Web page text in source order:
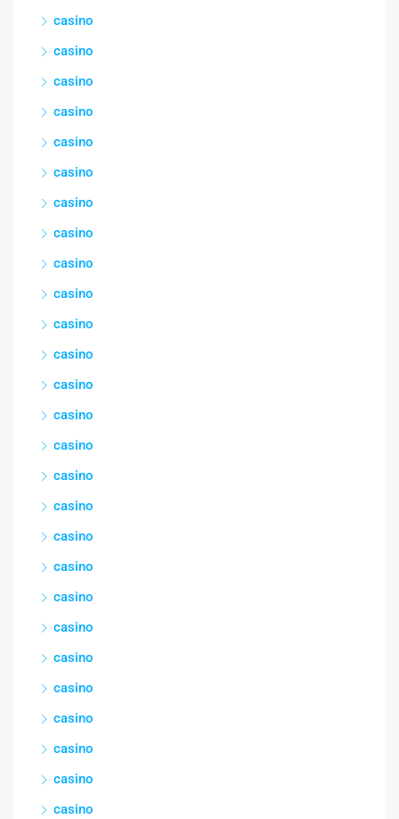
casino
casino
casino
casino
casino
casino
casino
casino
casino
casino
casino
casino
casino
casino
casino
casino
casino
casino
casino
casino
casino
casino
casino
casino
casino
casino
casino